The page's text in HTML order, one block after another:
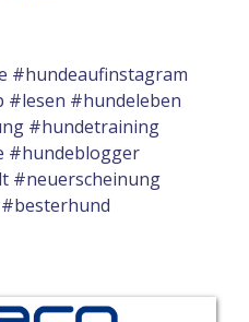
#hundeaufinstagram
#lesen #hundeleben
#hundetraining
#hundeblogger
#neuerscheinung